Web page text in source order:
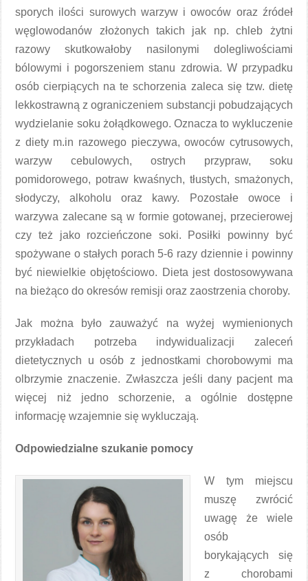
sporych ilości surowych warzyw i owoców oraz źródeł
węglowodanów złożonych takich jak np. chleb żytni
razowy skutkowałoby nasilonymi dolegliwościami
bólowymi i pogorszeniem stanu zdrowia. W przypadku
osób cierpiących na te schorzenia zaleca się tzw. dietę
lekkostrawną z ograniczeniem substancji pobudzających
wydzielanie soku żołądkowego. Oznacza to wykluczenie
z diety m.in razowego pieczywa, owoców cytrusowych,
warzyw cebulowych, ostrych przypraw, soku
pomidorowego, potraw kwaśnych, tłustych, smażonych,
słodyczy, alkoholu oraz kawy. Pozostałe owoce i
warzywa zalecane są w formie gotowanej, przecierowej
czy też jako rozcieńczone soki. Posiłki powinny być
spożywane o stałych porach 5-6 razy dziennie i powinny
być niewielkie objętościowo. Dieta jest dostosowywana
na bieżąco do okresów remisji oraz zaostrzenia choroby.
Jak można było zauważyć na wyżej wymienionych
przykładach potrzeba indywidualizacji zaleceń
dietetycznych u osób z jednostkami chorobowymi ma
olbrzymie znaczenie. Zwłaszcza jeśli dany pacjent ma
więcej niż jedno schorzenie, a ogólnie dostępne
informację wzajemnie się wykluczają.
Odpowiedzialne szukanie pomocy
W tym miejscu
muszę zwrócić
uwagę że wiele
osób
borykających się
z chorobami